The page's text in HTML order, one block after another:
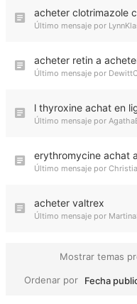
acheter clotrimazole
Último mensaje por
acheter retin a
Último mensaje por
l thyroxine achat en
Último mensaje por
erythromycine achat
Último mensaje por
acheter valtrex
Último mensaje por
Mostrar temas
Ordenar por
Fecha